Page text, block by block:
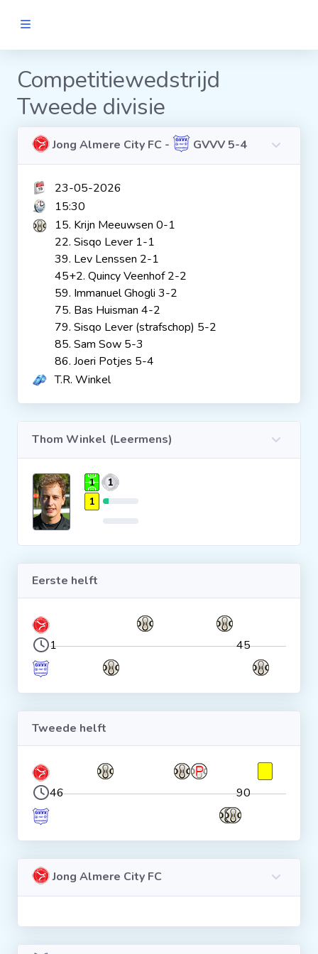
Clubs
Wedstrijden
Statistieken
Voetbalpiramide
VROUWEN
Wedstrijden
Voetbalpiramide
Overige links
Competitiewedstrijd
Tweede divisie
Jong Almere City FC - GVVV 5-4
23-05-2026
15:30
15. Krijn Meeuwsen 0-1
22. Sisqo Lever 1-1
39. Lev Lenssen 2-1
45+2. Quincy Veenhof 2-2
59. Immanuel Ghogli 3-2
75. Bas Huisman 4-2
79. Sisqo Lever (strafschop) 5-2
85. Sam Sow 5-3
86. Joeri Potjes 5-4
T.R. Winkel
Thom Winkel (Leermens)
1
1
1
Eerste helft
1 45
Tweede helft
46 90
Jong Almere City FC